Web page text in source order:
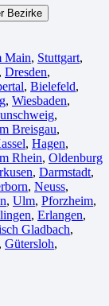
Bezirke
Main, Stuttgart,
, Dresden,
, Bielefeld⁠,
, Wiesbaden⁠,
,
Breisgau⁠,
, Hagen,
Rhein⁠, Oldenburg
, Darmstadt⁠,
, Neuss,
, Ulm⁠, Pforzheim,
, Erlangen⁠,
Gladbach,
, Gütersloh,